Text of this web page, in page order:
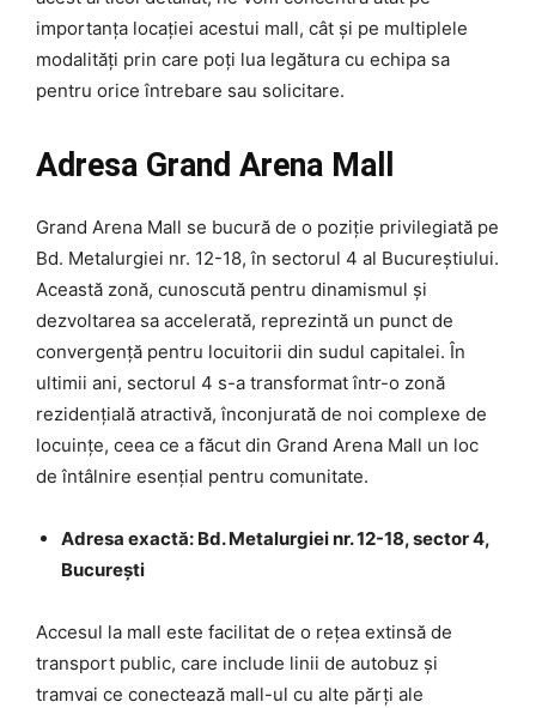
importanța locației acestui mall, cât și pe multiplele
modalități prin care poți lua legătura cu echipa sa
pentru orice întrebare sau solicitare.
Adresa Grand Arena Mall
Grand Arena Mall se bucură de o poziție privilegiată pe
Bd. Metalurgiei nr. 12-18, în sectorul 4 al Bucureștiului.
Această zonă, cunoscută pentru dinamismul și
dezvoltarea sa accelerată, reprezintă un punct de
convergență pentru locuitorii din sudul capitalei. În
ultimii ani, sectorul 4 s-a transformat într-o zonă
rezidențială atractivă, înconjurată de noi complexe de
locuințe, ceea ce a făcut din Grand Arena Mall un loc
de întâlnire esențial pentru comunitate.
Adresa exactă: Bd. Metalurgiei nr. 12-18, sector 4,
București
Accesul la mall este facilitat de o rețea extinsă de
transport public, care include linii de autobuz și
tramvai ce conectează mall-ul cu alte părți ale